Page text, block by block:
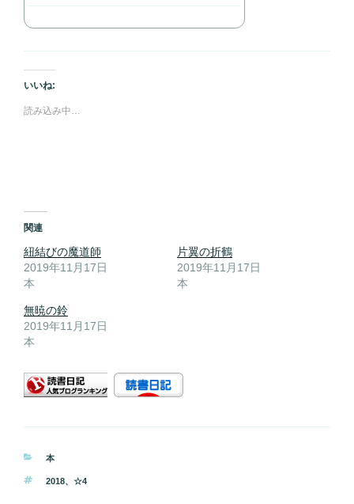
いいね:
読み込み中…
関連
紐結びの魔道師
2019年11月17日
本
片翼の折鶴
2019年11月17日
本
無暁の鈴
2019年11月17日
本
カ
ゴ
本
タ
2018、 ☆4